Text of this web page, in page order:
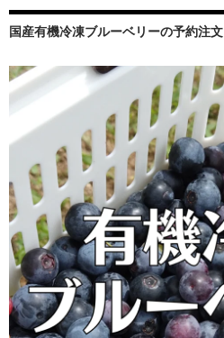
ン
国産有機冷凍ブルーベリーの予約注文